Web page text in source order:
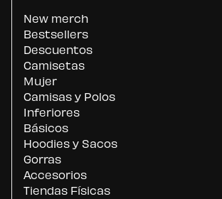
New merch
Bestsellers
Descuentos
Camisetas
Mujer
Camisas y Polos
Inferiores
Básicos
Hoodies y Sacos
Gorras
Accesorios
Tiendas Físicas